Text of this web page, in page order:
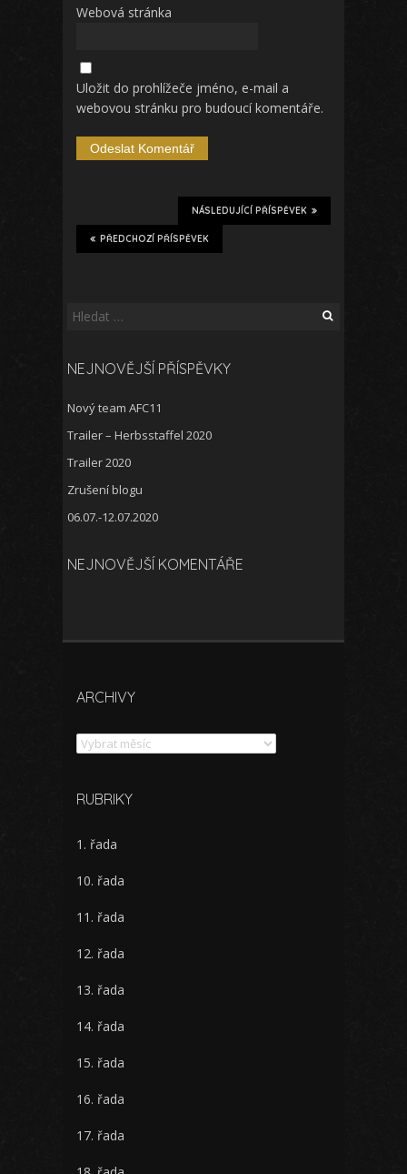
Webová stránka
Uložit do prohlížeče jméno, e-mail a
webovou stránku pro budoucí komentáře.
NÁSLEDUJÍCÍ PŘÍSPĚVEK
PŘEDCHOZÍ PŘÍSPĚVEK
Vyhledávání
NEJNOVĚJŠÍ PŘÍSPĚVKY
Nový team AFC11
Trailer – Herbsstaffel 2020
Trailer 2020
Zrušení blogu
06.07.-12.07.2020
NEJNOVĚJŠÍ KOMENTÁŘE
ARCHIVY
Archivy
RUBRIKY
1. řada
10. řada
11. řada
12. řada
13. řada
14. řada
15. řada
16. řada
17. řada